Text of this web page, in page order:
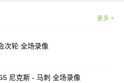
更多 +
次轮 全场录像
尼克斯 - 马刺 全场录像